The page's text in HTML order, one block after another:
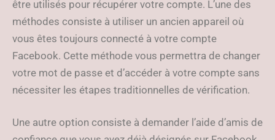
être utilisés pour récupérer votre compte. L’une des
méthodes consiste à utiliser un ancien appareil où
vous êtes toujours connecté à votre compte
Facebook. Cette méthode vous permettra de changer
votre mot de passe et d’accéder à votre compte sans
nécessiter les étapes traditionnelles de vérification.
Une autre option consiste à demander l’aide d’amis de